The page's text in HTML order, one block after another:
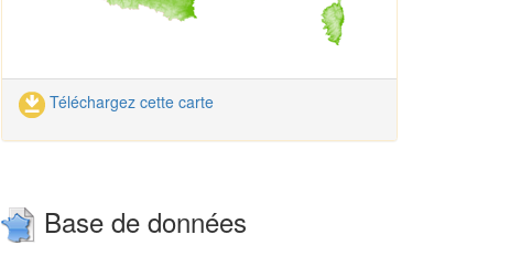
Téléchargez cette carte
Base de données